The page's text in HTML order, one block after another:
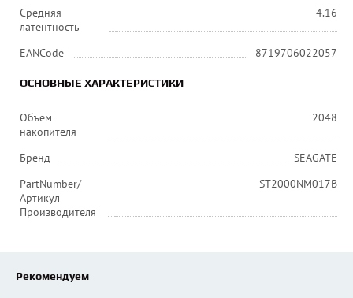
Средняя
латентность
4.16
EANCode 8719706022057
ОСНОВНЫЕ ХАРАКТЕРИСТИКИ
Объем
накопителя
2048
Бренд
SEAGATE
PartNumber/
Артикул
Производителя
ST2000NM017B
Рекомендуем